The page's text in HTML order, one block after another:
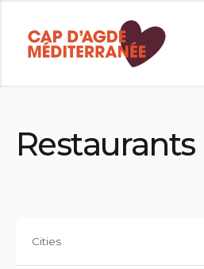
contenu
Restaurants
Cities